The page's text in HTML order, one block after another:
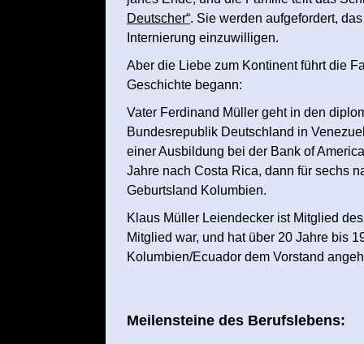
Deutscher“. Sie werden aufgefordert,
Internierung einzuwilligen.
Aber die Liebe zum Kontinent führt die
Geschichte begann:
Vater Ferdinand Müller geht in den
Bundesrepublik Deutschland in
einer Ausbildung bei der Bank of
Jahre nach Costa Rica, dann für sechs
Geburtsland Kolumbien.
Klaus Müller Leiendecker ist Mitglied
Mitglied war, und hat über 20 Jahre bis
Kolumbien/Ecuador dem Vorstand
Meilensteine des Berufslebens: